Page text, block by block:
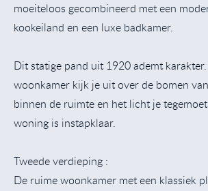
moeiteloos gecombineerd met een
kookeiland en een luxe badkamer.
Dit statige pand uit 1920 ademt
woonkamer kijk je uit over de bomen
binnen de ruimte en het licht je
woning is instapklaar.
Tweede verdieping :
De ruime woonkamer met een klassiek